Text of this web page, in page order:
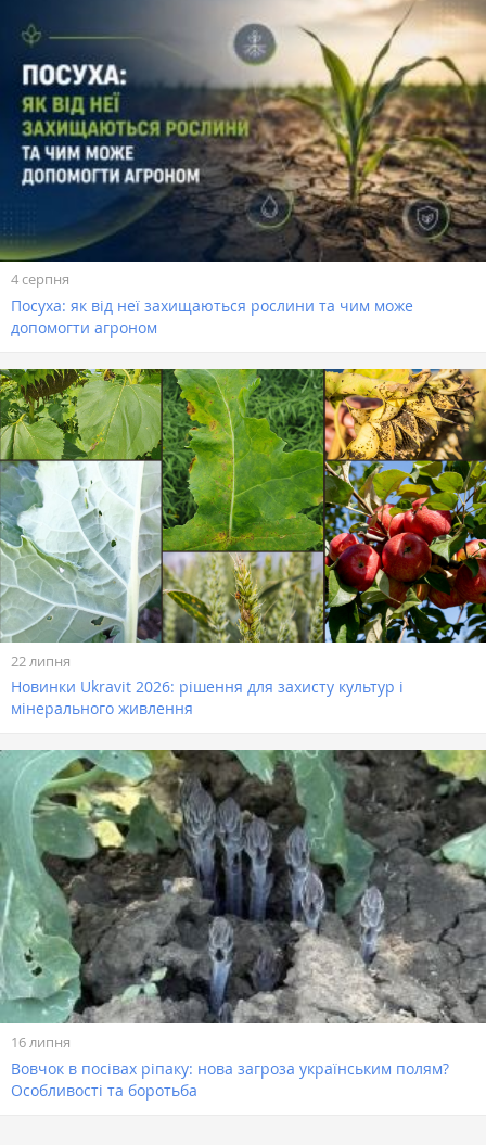
4 серпня
Посуха: як від неї захищаються рослини та чим може
допомогти агроном
22 липня
Новинки Ukravit 2026: рішення для захисту культур і
мінерального живлення
16 липня
Вовчок в посівах ріпаку: нова загроза українським полям?
Особливості та боротьба